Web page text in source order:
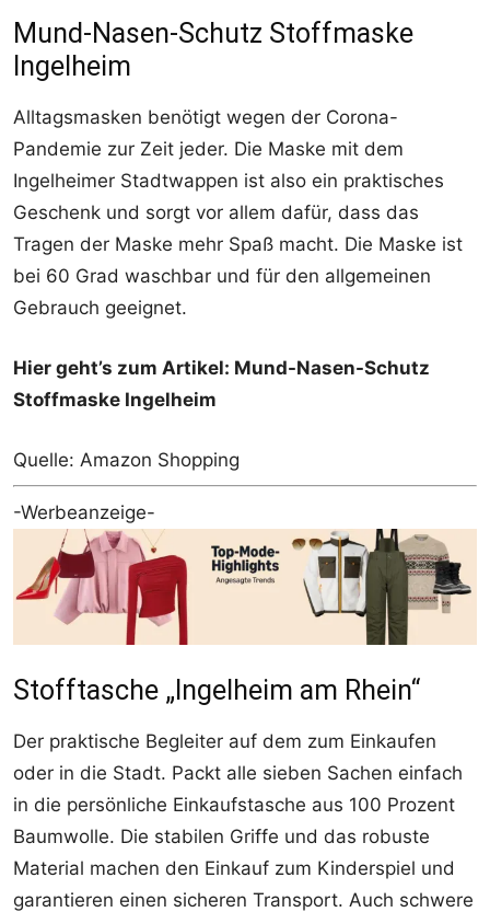
Mund-Nasen-Schutz Stoffmaske
Ingelheim
Alltagsmasken benötigt wegen der Corona-
Pandemie zur Zeit jeder. Die Maske mit dem
Ingelheimer Stadtwappen ist also ein praktisches
Geschenk und sorgt vor allem dafür, dass das
Tragen der Maske mehr Spaß macht. Die Maske ist
bei 60 Grad waschbar und für den allgemeinen
Gebrauch geeignet.
Hier geht’s zum Artikel: Mund-Nasen-Schutz
Stoffmaske Ingelheim
Quelle: Amazon Shopping
-Werbeanzeige-
Stofftasche „Ingelheim am Rhein“
Der praktische Begleiter auf dem zum Einkaufen
oder in die Stadt. Packt alle sieben Sachen einfach
in die persönliche Einkaufstasche aus 100 Prozent
Baumwolle. Die stabilen Griffe und das robuste
Material machen den Einkauf zum Kinderspiel und
garantieren einen sicheren Transport. Auch schwere